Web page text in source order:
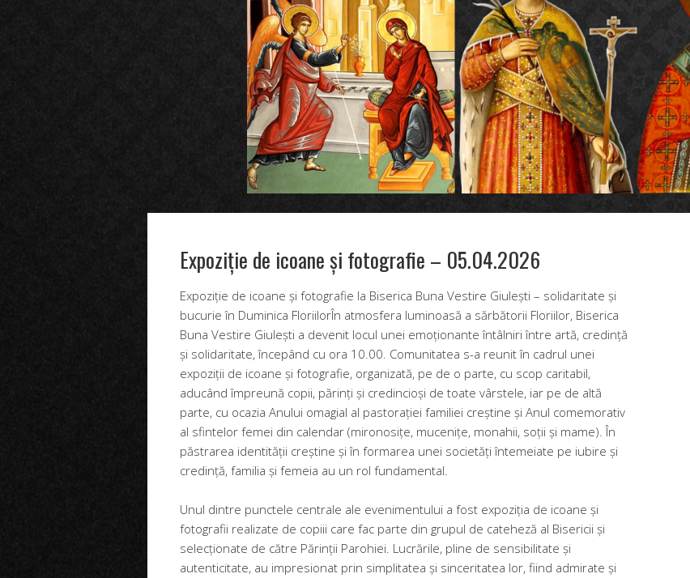
Expoziție de icoane și fotografie – 05.04.2026
Expoziție de icoane și fotografie la Biserica Buna Vestire Giulești – solidaritate și
bucurie în Duminica FloriilorÎn atmosfera luminoasă a sărbătorii Floriilor, Biserica
Buna Vestire Giulești a devenit locul unei emoționante întâlniri între artă, credință
și solidaritate, începând cu ora 10.00. Comunitatea s-a reunit în cadrul unei
expoziții de icoane și fotografie, organizată, pe de o parte, cu scop caritabil,
aducând împreună copii, părinți și credincioși de toate vârstele, iar pe de altă
parte, cu ocazia Anului omagial al pastorației familiei creștine și Anul comemorativ
al sfintelor femei din calendar (mironosițe, mucenițe, monahii, soții și mame). În
păstrarea identității creștine și în formarea unei societăți întemeiate pe iubire și
credință, familia și femeia au un rol fundamental.
Unul dintre punctele centrale ale evenimentului a fost expoziția de icoane și
fotografii realizate de copiii care fac parte din grupul de cateheză al Bisericii și
selecționate de către Părinții Parohiei. Lucrările, pline de sensibilitate și
autenticitate, au impresionat prin simplitatea și sinceritatea lor, fiind admirate și